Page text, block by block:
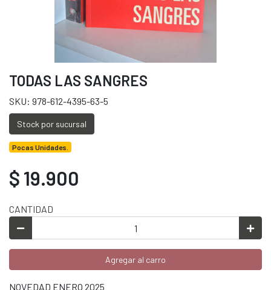
TODAS LAS SANGRES
SKU: 978-612-4395-63-5
Stock por sucursal
Pocas Unidades.
$ 19.900
CANTIDAD
Agregar al carro
NOVEDAD ENERO 2025